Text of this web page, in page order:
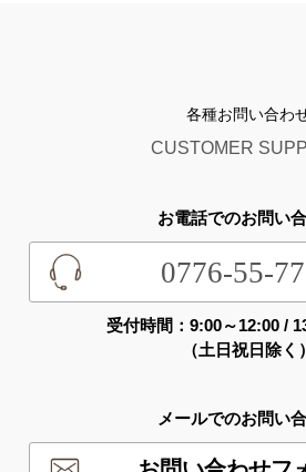
各種お問い合わ
CUSTOMER
お電話でのお問い
0776-55-
受付時間：9:00～12:00 /
（土日祝日除く）
メールでのお問い